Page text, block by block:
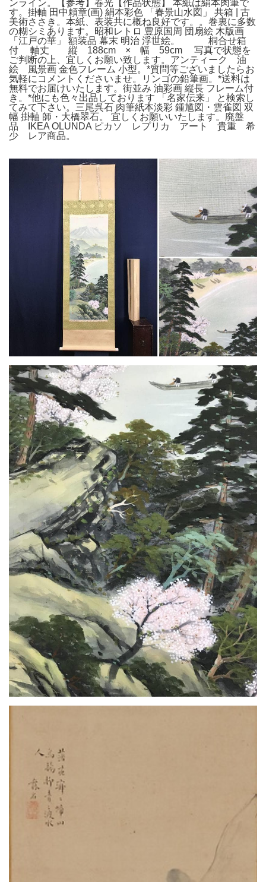
ンライン。【参考】春光【作品状態】 本紙は絹本肉筆で
す。掛軸 田中頼章(画) 絹本彩色 「春景山水図」 共箱 | 古
美術ささき。本紙、表装共に概ね良好です。。巻裏に多数
の糊シミあります。昭和レトロ 豊原国周 団扇絵 木版画
「江戸の華」 額装品 幕末 明治 浮世絵。 桐合せ箱
付 軸丈 縦 188cm × 幅 59cm 写真で状態を
ご判断の上、宜しくお願い致します。アンティーク 油
絵 風景画 金色フレーム 小型。*質問等ございましたらお
気軽にコメントくださいませ。リンゴの鉛筆画。*送料は
無料でお届けいたします。街並み 油彩画 縦長 フレーム付
き。*他にも色々出品しております 「名家伝来」 と検索し
てみて下さい。三尾呉石 肉筆紙本淡彩 鍾馗図・雲雀図 双
幅 掛軸 師・大橋翠石。 宜しくお願いいたします。廃盤
品 IKEA OLUNDA ピカソ レプリカ アート 貴重 希
少 レア商品。